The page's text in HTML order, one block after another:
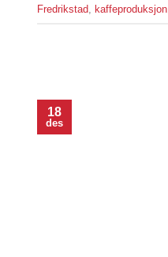
Fredrikstad
kaffeproduksjon
18
des